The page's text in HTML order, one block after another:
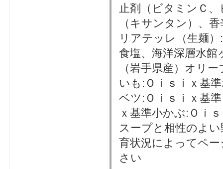
止剤（ビタミンＣ
（キサンタン）、
リアテッレ（生麺
食塩、海洋深層水
（岩手県産）オリ
いも:Ｏｉｓｉｘ基
ベツ:Ｏｉｓｉｘ基
ｘ基準小かぶ:Ｏｉ
スープと相性のよ
育状況によってペ
さい